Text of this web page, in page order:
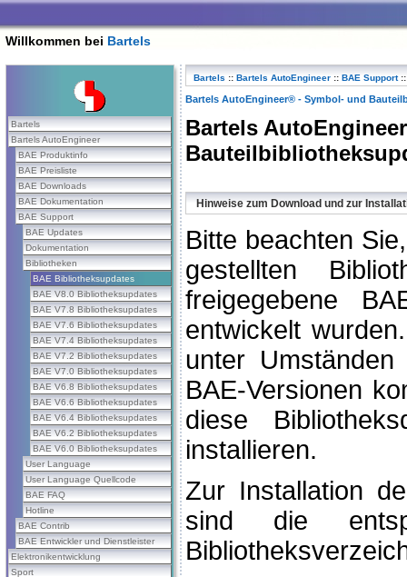
Willkommen bei Bartels
Bartels
Bartels AutoEngineer
BAE Produktinfo
BAE Preisliste
BAE Downloads
BAE Dokumentation
BAE Support
BAE Updates
Dokumentation
Bibliotheken
BAE Bibliotheksupdates
BAE V8.0 Bibliotheksupdates
BAE V7.8 Bibliotheksupdates
BAE V7.6 Bibliotheksupdates
BAE V7.4 Bibliotheksupdates
BAE V7.2 Bibliotheksupdates
BAE V7.0 Bibliotheksupdates
BAE V6.8 Bibliotheksupdates
BAE V6.6 Bibliotheksupdates
BAE V6.4 Bibliotheksupdates
BAE V6.2 Bibliotheksupdates
BAE V6.0 Bibliotheksupdates
User Language
User Language Quellcode
BAE FAQ
Hotline
BAE Contrib
BAE Entwickler und Dienstleister
Elektronikentwicklung
Sport
Bartels :: Bartels AutoEngineer :: BAE Support ::
Bartels AutoEngineer® - Symbol- und
Bartels
Hinweise zum Download und zur
Bitte beachten
gestellten
freigegebene
entwickelt
unter
BAE-Versionen
diese
installieren.
Zur Installation
sind die